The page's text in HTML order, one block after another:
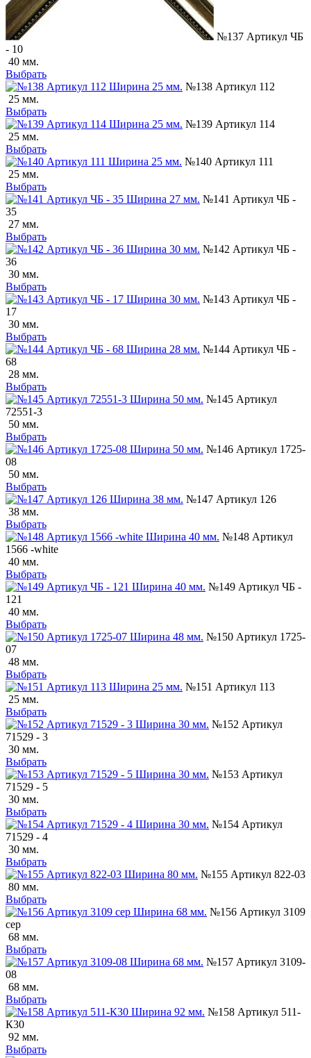
№137 Артикул ЧБ
- 10
40 мм.
Выбрать
№138 Артикул 112
25 мм.
Выбрать
№139 Артикул 114
25 мм.
Выбрать
№140 Артикул 111
25 мм.
Выбрать
№141 Артикул ЧБ -
35
27 мм.
Выбрать
№142 Артикул ЧБ -
36
30 мм.
Выбрать
№143 Артикул ЧБ -
17
30 мм.
Выбрать
№144 Артикул ЧБ -
68
28 мм.
Выбрать
№145 Артикул
72551-3
50 мм.
Выбрать
№146 Артикул 1725-
08
50 мм.
Выбрать
№147 Артикул 126
38 мм.
Выбрать
№148 Артикул
1566 -white
40 мм.
Выбрать
№149 Артикул ЧБ -
121
40 мм.
Выбрать
№150 Артикул 1725-
07
48 мм.
Выбрать
№151 Артикул 113
25 мм.
Выбрать
№152 Артикул
71529 - 3
30 мм.
Выбрать
№153 Артикул
71529 - 5
30 мм.
Выбрать
№154 Артикул
71529 - 4
30 мм.
Выбрать
№155 Артикул 822-03
80 мм.
Выбрать
№156 Артикул 3109
сер
68 мм.
Выбрать
№157 Артикул 3109-
08
68 мм.
Выбрать
№158 Артикул 511-
К30
92 мм.
Выбрать